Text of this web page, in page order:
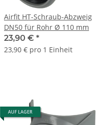
Airfit HT-Schraub-Abzweig
DN50 für Rohr Ø 110 mm
23,90 € *
23,90 € pro 1 Einheit
AUF LAGER